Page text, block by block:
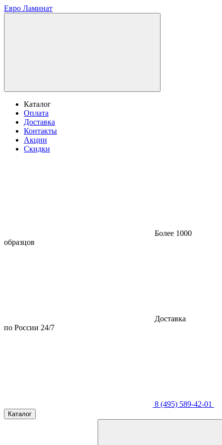
Евро Ламинат
Каталог
Оплата
Доставка
Контакты
Акции
Скидки
Более 1000
образцов
Доставка
по России 24/7
8 (495) 589-42-01
Каталог